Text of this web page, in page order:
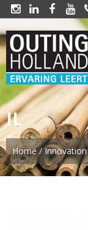
   
IL
Home/Innovation